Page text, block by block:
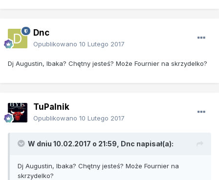
Dnc
Opublikowano 10 Lutego 2017
Dj Augustin, Ibaka? Chętny jesteś? Może Fournier na skrzydelko?
TuPalnik
Opublikowano 10 Lutego 2017
W dniu 10.02.2017 o 21:59, Dnc napisał(a):
Dj Augustin, Ibaka? Chętny jesteś? Może Fournier na
skrzydelko?